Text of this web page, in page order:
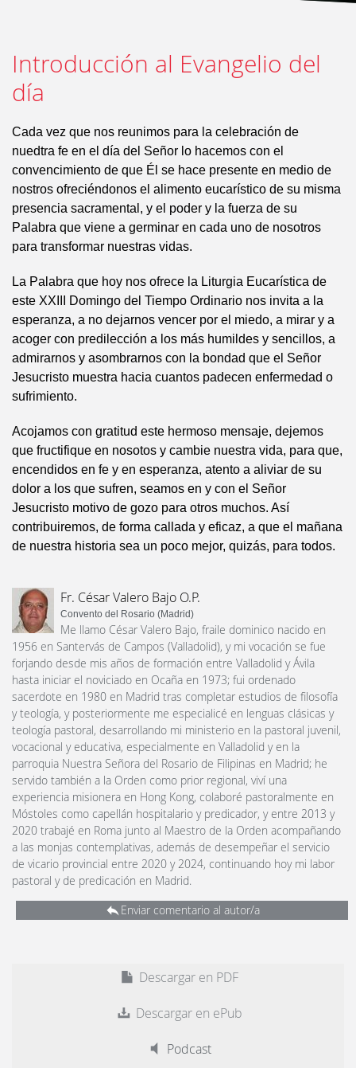
Introducción al Evangelio del
día
Cada vez que nos reunimos para la celebración de
nuedtra fe en el día del Señor lo hacemos con el
convencimiento de que Él se hace presente en medio de
nostros ofreciéndonos el alimento eucarístico de su misma
presencia sacramental, y el poder y la fuerza de su
Palabra que viene a germinar en cada uno de nosotros
para transformar nuestras vidas.
La Palabra que hoy nos ofrece la Liturgia Eucarística de
este XXIII Domingo del Tiempo Ordinario nos invita a la
esperanza, a no dejarnos vencer por el miedo, a mirar y a
acoger con predilección a los más humildes y sencillos, a
admirarnos y asombrarnos con la bondad que el Señor
Jesucristo muestra hacia cuantos padecen enfermedad o
sufrimiento.
Acojamos con gratitud este hermoso mensaje, dejemos
que fructifique en nosotos y cambie nuestra vida, para que,
encendidos en fe y en esperanza, atento a aliviar de su
dolor a los que sufren, seamos en y con el Señor
Jesucristo motivo de gozo para otros muchos. Así
contribuiremos, de forma callada y eficaz, a que el mañana
de nuestra historia sea un poco mejor, quizás, para todos.
Fr. César Valero Bajo O.P.
Convento del Rosario (Madrid)
Me llamo César Valero Bajo, fraile dominico nacido en
1956 en Santervás de Campos (Valladolid), y mi vocación se fue
forjando desde mis años de formación entre Valladolid y Ávila
hasta iniciar el noviciado en Ocaña en 1973; fui ordenado
sacerdote en 1980 en Madrid tras completar estudios de filosofía
y teología, y posteriormente me especialicé en lenguas clásicas y
teología pastoral, desarrollando mi ministerio en la pastoral juvenil,
vocacional y educativa, especialmente en Valladolid y en la
parroquia Nuestra Señora del Rosario de Filipinas en Madrid; he
servido también a la Orden como prior regional, viví una
experiencia misionera en Hong Kong, colaboré pastoralmente en
Móstoles como capellán hospitalario y predicador, y entre 2013 y
2020 trabajé en Roma junto al Maestro de la Orden acompañando
a las monjas contemplativas, además de desempeñar el servicio
de vicario provincial entre 2020 y 2024, continuando hoy mi labor
pastoral y de predicación en Madrid.
Enviar comentario al autor/a
Descargar en PDF
Descargar en ePub
Podcast